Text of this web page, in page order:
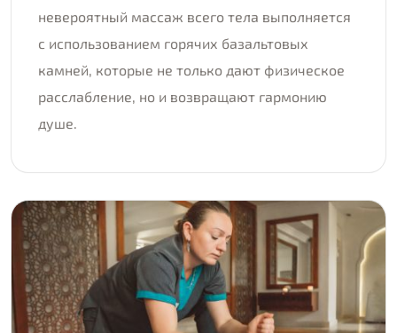
невероятный массаж всего тела выполняется
с использованием горячих базальтовых
камней, которые не только дают физическое
расслабление, но и возвращают гармонию
душе.